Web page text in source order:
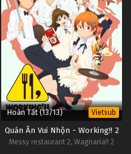
Hoàn Tất (13/13) Vietsub
Quán Ăn Vui Nhộn - Working!! 2
Messy restaurant 2, Wagnaria!! 2